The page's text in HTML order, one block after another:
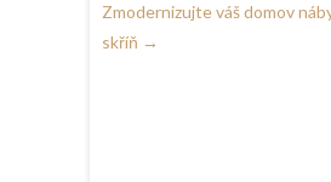
Zmodernizujte váš domov
skříň →